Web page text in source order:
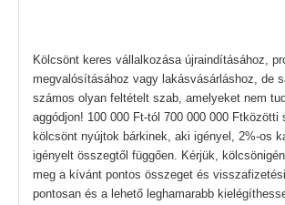
Kölcsönt keres vállalkozása újraindításához,
megvalósításához vagy lakásvásárláshoz, de
számos olyan feltételt szab, amelyeket nem
aggódjon! 100 000 Ft-tól 700 000 000 Ftközötti
kölcsönt nyújtok bárkinek, aki igényel, 2%-os
igényelt összegtől függően. Kérjük,
meg a kívánt pontos összeget és
pontosan és a lehető leghamarabb